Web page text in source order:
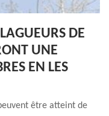
DE
UNE
EN LES
être atteint de